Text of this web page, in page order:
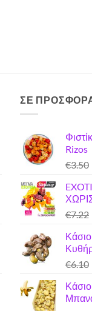
ΣΕ
Rizos
€3.50
€7.22
€6.10